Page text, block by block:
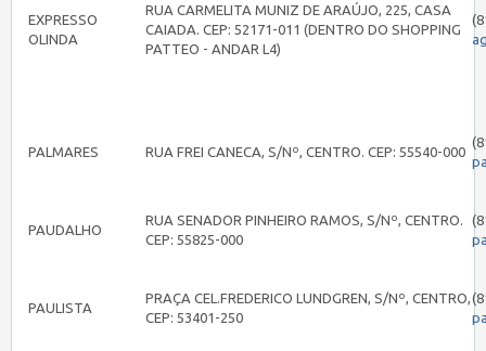
EXPRESSO
OLINDA
RUA CARMELITA MUNIZ DE ARAÚJO, 225, CASA
CAIADA. CEP: 52171-011 (DENTRO DO SHOPPING
PATTEO - ANDAR L4)
PALMARES RUA FREI CANECA, S/Nº, CENTRO. CEP: 55540-000
PAUDALHO
RUA SENADOR PINHEIRO RAMOS, S/Nº, CENTRO.
CEP: 55825-000
PAULISTA
PRAÇA CEL.FREDERICO LUNDGREN, S/Nº, CENTRO,
CEP: 53401-250